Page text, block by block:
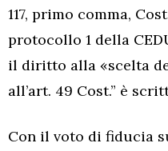
117, primo comma,
protocollo 1 della
il diritto alla «scelta
all’art. 49 Cost.” è
Con il voto di fiducia